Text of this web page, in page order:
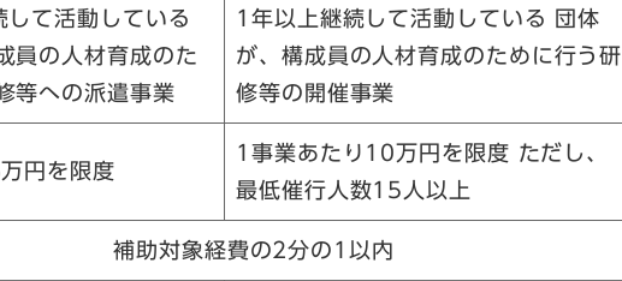
して活動している
員の人材育成のた
等への派遣事業
1年以上継続して活動している 団体
が、構成員の人材育成のために行う研
修等の開催事業
円を限度
1事業あたり10万円を限度 ただし、
最低催行人数15人以上
補助対象経費の2分の1以内